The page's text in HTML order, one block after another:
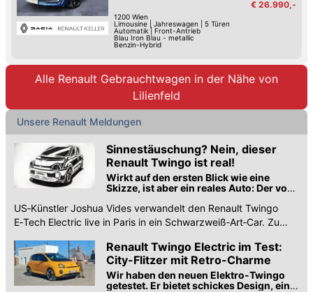
€ 26.990,-
1200 Wien
Limousine| Jahreswagen
5 Türen
Automatik| Front-Antrieb
Blau Iron Blau - metallic
Benzin-Hybrid
Alle Renault Gebrauchtwagen in der Nähe von
Lilienfeld
Unsere Renault Meldungen
Sinnestäuschung? Nein, dieser
Renault Twingo ist real!
Wirkt auf den ersten Blick wie eine
Skizze, ist aber ein reales Auto: Der von
Twingo ist ein Art-Car
US‑Künstler Joshua Vides verwandelt den Renault Twingo
E‑Tech Electric live in Paris in ein Schwarzweiß‑Art‑Car. Zu
Renault Twingo Electric im Test:
City-Flitzer mit Retro-Charme
Wir haben den neuen Elektro-Twingo
getestet. Er bietet schickes Design, ein